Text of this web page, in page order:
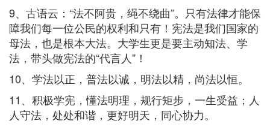
9、古语云：“法不阿贵，绳不绕曲”。只有法律才能保
障我们每一位公民的权利和只有！宪法是我们国家的
母法，也是根本大法。大学生更是要主动知法、学
法，带头做宪法的“代言人”！
10、学法以正，普法以诚，明法以精，尚法以恒。
11、积极学宪，懂法明理，规行矩步，一生受益；人
人守法，处处和谐，更好明天，同心协力。